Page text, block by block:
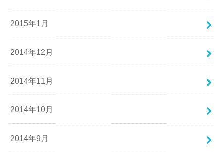
2015年1月
2014年12月
2014年11月
2014年10月
2014年9月